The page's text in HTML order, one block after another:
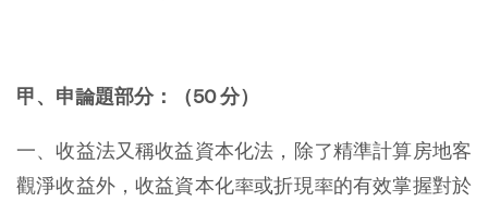
甲、申論題部分：（50 分）
一、收益法又稱收益資本化法，除了精準計算房地客
觀淨收益外，收益資本化率或折現率的有效掌握對於